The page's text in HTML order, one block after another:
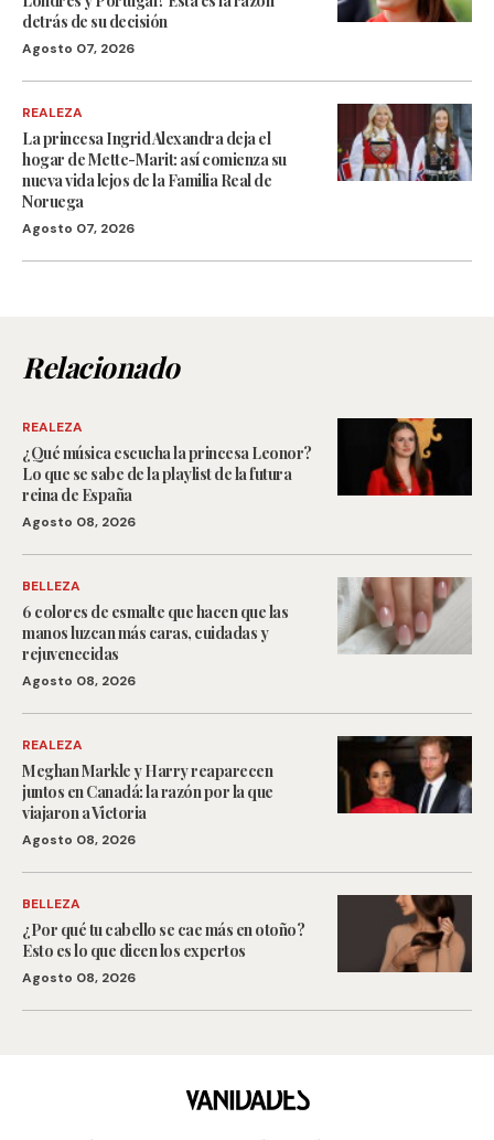
detrás de su decisión
Agosto 07, 2026
REALEZA
La princesa Ingrid Alexandra deja el
hogar de Mette-Marit: así comienza su
nueva vida lejos de la Familia Real de
Noruega
Agosto 07, 2026
Relacionado
REALEZA
¿Qué música escucha la princesa Leonor?
Lo que se sabe de la playlist de la futura
reina de España
Agosto 08, 2026
BELLEZA
6 colores de esmalte que hacen que las
manos luzcan más caras, cuidadas y
rejuvenecidas
Agosto 08, 2026
REALEZA
Meghan Markle y Harry reaparecen
juntos en Canadá: la razón por la que
viajaron a Victoria
Agosto 08, 2026
BELLEZA
¿Por qué tu cabello se cae más en otoño?
Esto es lo que dicen los expertos
Agosto 08, 2026